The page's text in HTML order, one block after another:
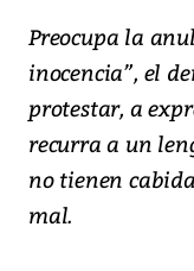
Preocupa la
inocencia”, el
protestar, a
recurra a un
no tienen
mal.